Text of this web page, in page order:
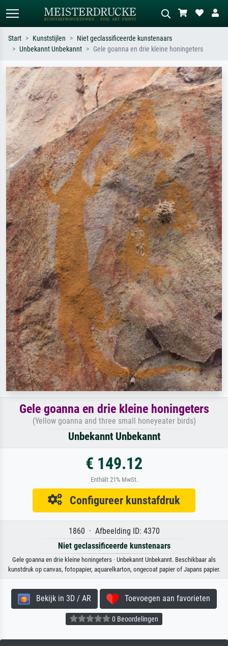
Zoek op kunstenaar, titel of stijl – bijv.
Monet, Sterrennacht, impressionisme,
Hokusai-golf, naakt.
Beschrijf de scène – bijv. groene
weide, abstract met veel rood, donker
olieverfschilderij, staand naakt naast
een boom.
Start Kunststijlen
Niet geclassificeerde kunstenaars
Unbekannt Unbekannt
Gele goanna en drie kleine honingeters
Gele goanna en drie kleine honingeters
(Yellow goanna and three small honeyeater birds)
Unbekannt Unbekannt
€ 149.12
Enthält 21% MwSt.
Configureer kunstafdruk
1860 · Afbeelding ID: 4370
Niet geclassificeerde kunstenaars
Gele goanna en drie kleine honingeters · Unbekannt Unbekannt. Beschikbaar als
kunstdruk op canvas, fotopapier, aquarelkarton, ongecoat papier of Japans papier.
Bekijk in 3D / AR Toevoegen aan favorieten
0 Beoordelingen